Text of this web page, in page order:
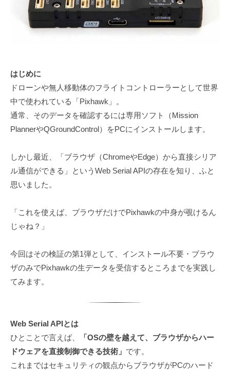
はじめに
ドローンや無人移動体のフライトコントローラーとして世界
中で使われている「Pixhawk」。
通常、そのデータを確認するには専用ソフト（Mission
PlannerやQGroundControl）をPCにインストールします。
しかし最近、「ブラウザ（ChromeやEdge）から直接シリア
ル通信ができる」というWeb Serial APIの存在を知り、ふと
思いました。
「これを使えば、ブラウザだけでPixhawkの中身が覗けるん
じゃね？」
今回はその検証の第1弾として、インストール不要・ブラウ
ザのみでPixhawkの生データを受信するところまでを実践し
てみます。
Web Serial APIとは
ひとことで言えば、
「OSの壁を越えて、ブラウザからハー
ドウェアを直接制御できる技術」 です。
これまではセキュリティの観点からブラウザがPCのハード